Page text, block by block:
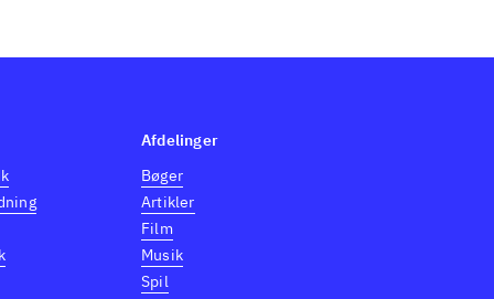
Afdelinger
Bøger
Artikler
Film
Musik
Spil